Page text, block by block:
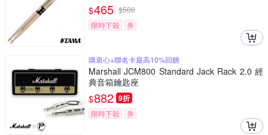
$465 $500
限時下殺
券
購衷心+聯名卡最高10%回饋
Marshall JCM800 Standard Jack Rack 2.0 經
典音箱鑰匙座
$882 9折
限時下殺 券